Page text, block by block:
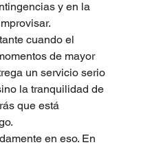
y en la
cuando el
de mayor
un servicio serio
la tranquilidad de
que está
en eso. En